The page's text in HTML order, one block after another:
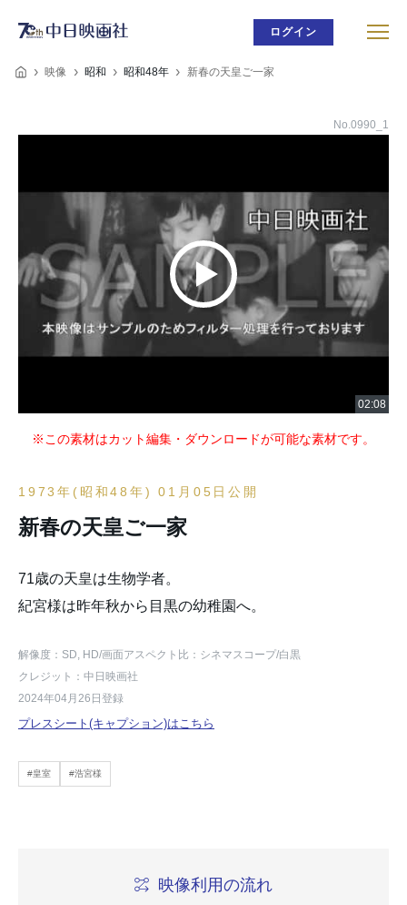
ログイン
映像 昭和 昭和48年 新春の天皇ご一家
No.0990_1
※この素材はカット編集・ダウンロードが可能な素材です。
1973年(昭和48年) 01月05日公開
新春の天皇ご一家
71歳の天皇は生物学者。
紀宮様は昨年秋から目黒の幼稚園へ。
解像度：SD, HD/画面アスペクト比：シネマスコープ/白黒
クレジット：中日映画社
2024年04月26日登録
プレスシート(キャプション)はこちら
#皇室 #浩宮様
映像利用の流れ